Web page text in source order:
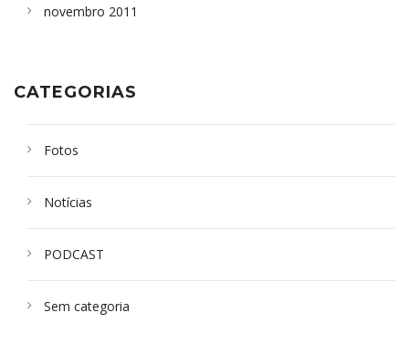
novembro 2011
CATEGORIAS
Fotos
Notícias
PODCAST
Sem categoria